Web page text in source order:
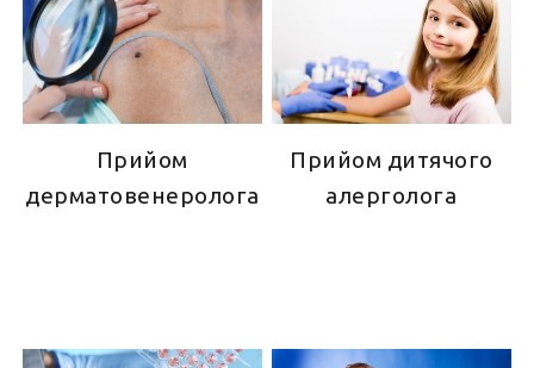
Прийом
дерматовенеролога
Прийом дитячого
алерголога